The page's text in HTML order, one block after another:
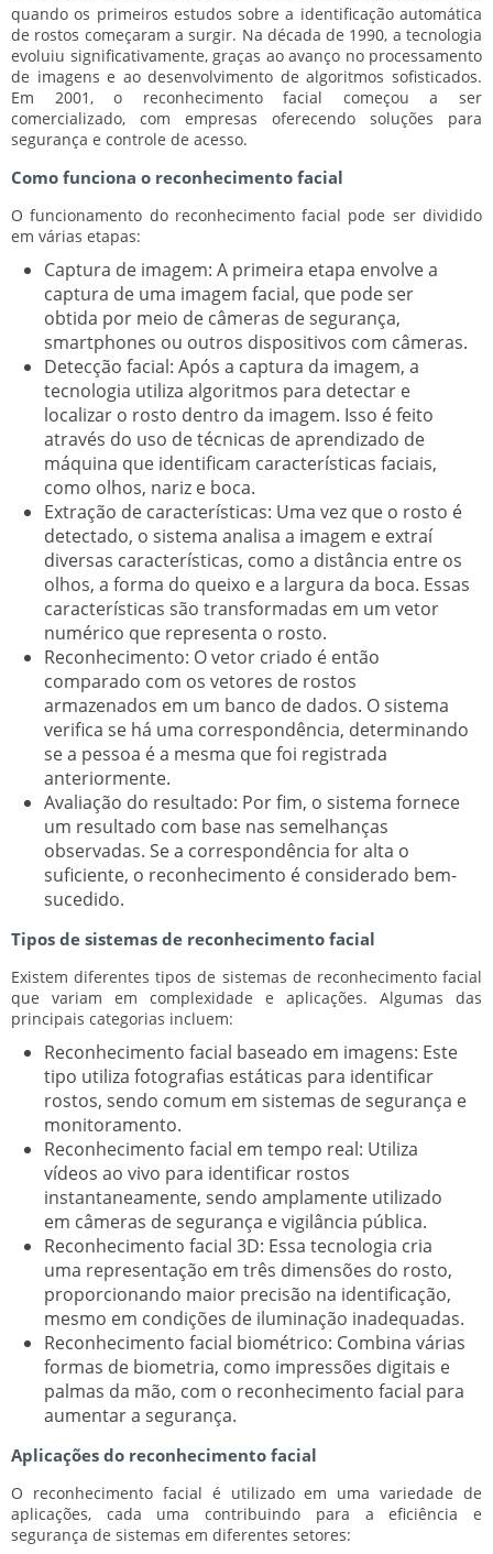
quando os primeiros estudos sobre a identificação automática
de rostos começaram a surgir. Na década de 1990, a tecnologia
evoluiu significativamente, graças ao avanço no processamento
de imagens e ao desenvolvimento de algoritmos sofisticados.
Em 2001, o reconhecimento facial começou a ser
comercializado, com empresas oferecendo soluções para
segurança e controle de acesso.
Como funciona o reconhecimento facial
O funcionamento do reconhecimento facial pode ser dividido
em várias etapas:
Captura de imagem: A primeira etapa envolve a
captura de uma imagem facial, que pode ser
obtida por meio de câmeras de segurança,
smartphones ou outros dispositivos com câmeras.
Detecção facial: Após a captura da imagem, a
tecnologia utiliza algoritmos para detectar e
localizar o rosto dentro da imagem. Isso é feito
através do uso de técnicas de aprendizado de
máquina que identificam características faciais,
como olhos, nariz e boca.
Extração de características: Uma vez que o rosto é
detectado, o sistema analisa a imagem e extraí
diversas características, como a distância entre os
olhos, a forma do queixo e a largura da boca. Essas
características são transformadas em um vetor
numérico que representa o rosto.
Reconhecimento: O vetor criado é então
comparado com os vetores de rostos
armazenados em um banco de dados. O sistema
verifica se há uma correspondência, determinando
se a pessoa é a mesma que foi registrada
anteriormente.
Avaliação do resultado: Por fim, o sistema fornece
um resultado com base nas semelhanças
observadas. Se a correspondência for alta o
suficiente, o reconhecimento é considerado bem-
sucedido.
Tipos de sistemas de reconhecimento facial
Existem diferentes tipos de sistemas de reconhecimento facial
que variam em complexidade e aplicações. Algumas das
principais categorias incluem:
Reconhecimento facial baseado em imagens: Este
tipo utiliza fotografias estáticas para identificar
rostos, sendo comum em sistemas de segurança e
monitoramento.
Reconhecimento facial em tempo real: Utiliza
vídeos ao vivo para identificar rostos
instantaneamente, sendo amplamente utilizado
em câmeras de segurança e vigilância pública.
Reconhecimento facial 3D: Essa tecnologia cria
uma representação em três dimensões do rosto,
proporcionando maior precisão na identificação,
mesmo em condições de iluminação inadequadas.
Reconhecimento facial biométrico: Combina várias
formas de biometria, como impressões digitais e
palmas da mão, com o reconhecimento facial para
aumentar a segurança.
Aplicações do reconhecimento facial
O reconhecimento facial é utilizado em uma variedade de
aplicações, cada uma contribuindo para a eficiência e
segurança de sistemas em diferentes setores: